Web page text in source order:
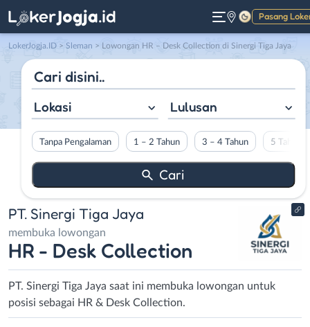
Pasang
Gelap
LokerJogja.ID > Sleman > Lowongan HR – Desk Collection di Sinergi Tiga Jaya
Lokasi Lulusan
Tanpa Pengalaman 1 – 2 Tahun 3 – 4 Tahun 5 Tahun
PT. Sinergi Tiga Jaya
membuka lowongan
HR - Desk Collection
PT. Sinergi Tiga Jaya saat ini membuka lowongan untuk
posisi sebagai HR & Desk Collection.